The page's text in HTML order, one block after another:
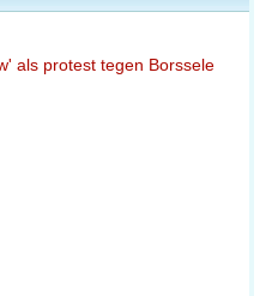
als protest tegen Borssele